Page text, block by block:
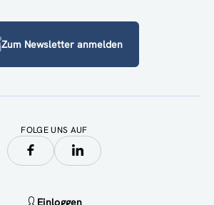
Zum Newsletter anmelden
FOLGE UNS AUF
Einloggen